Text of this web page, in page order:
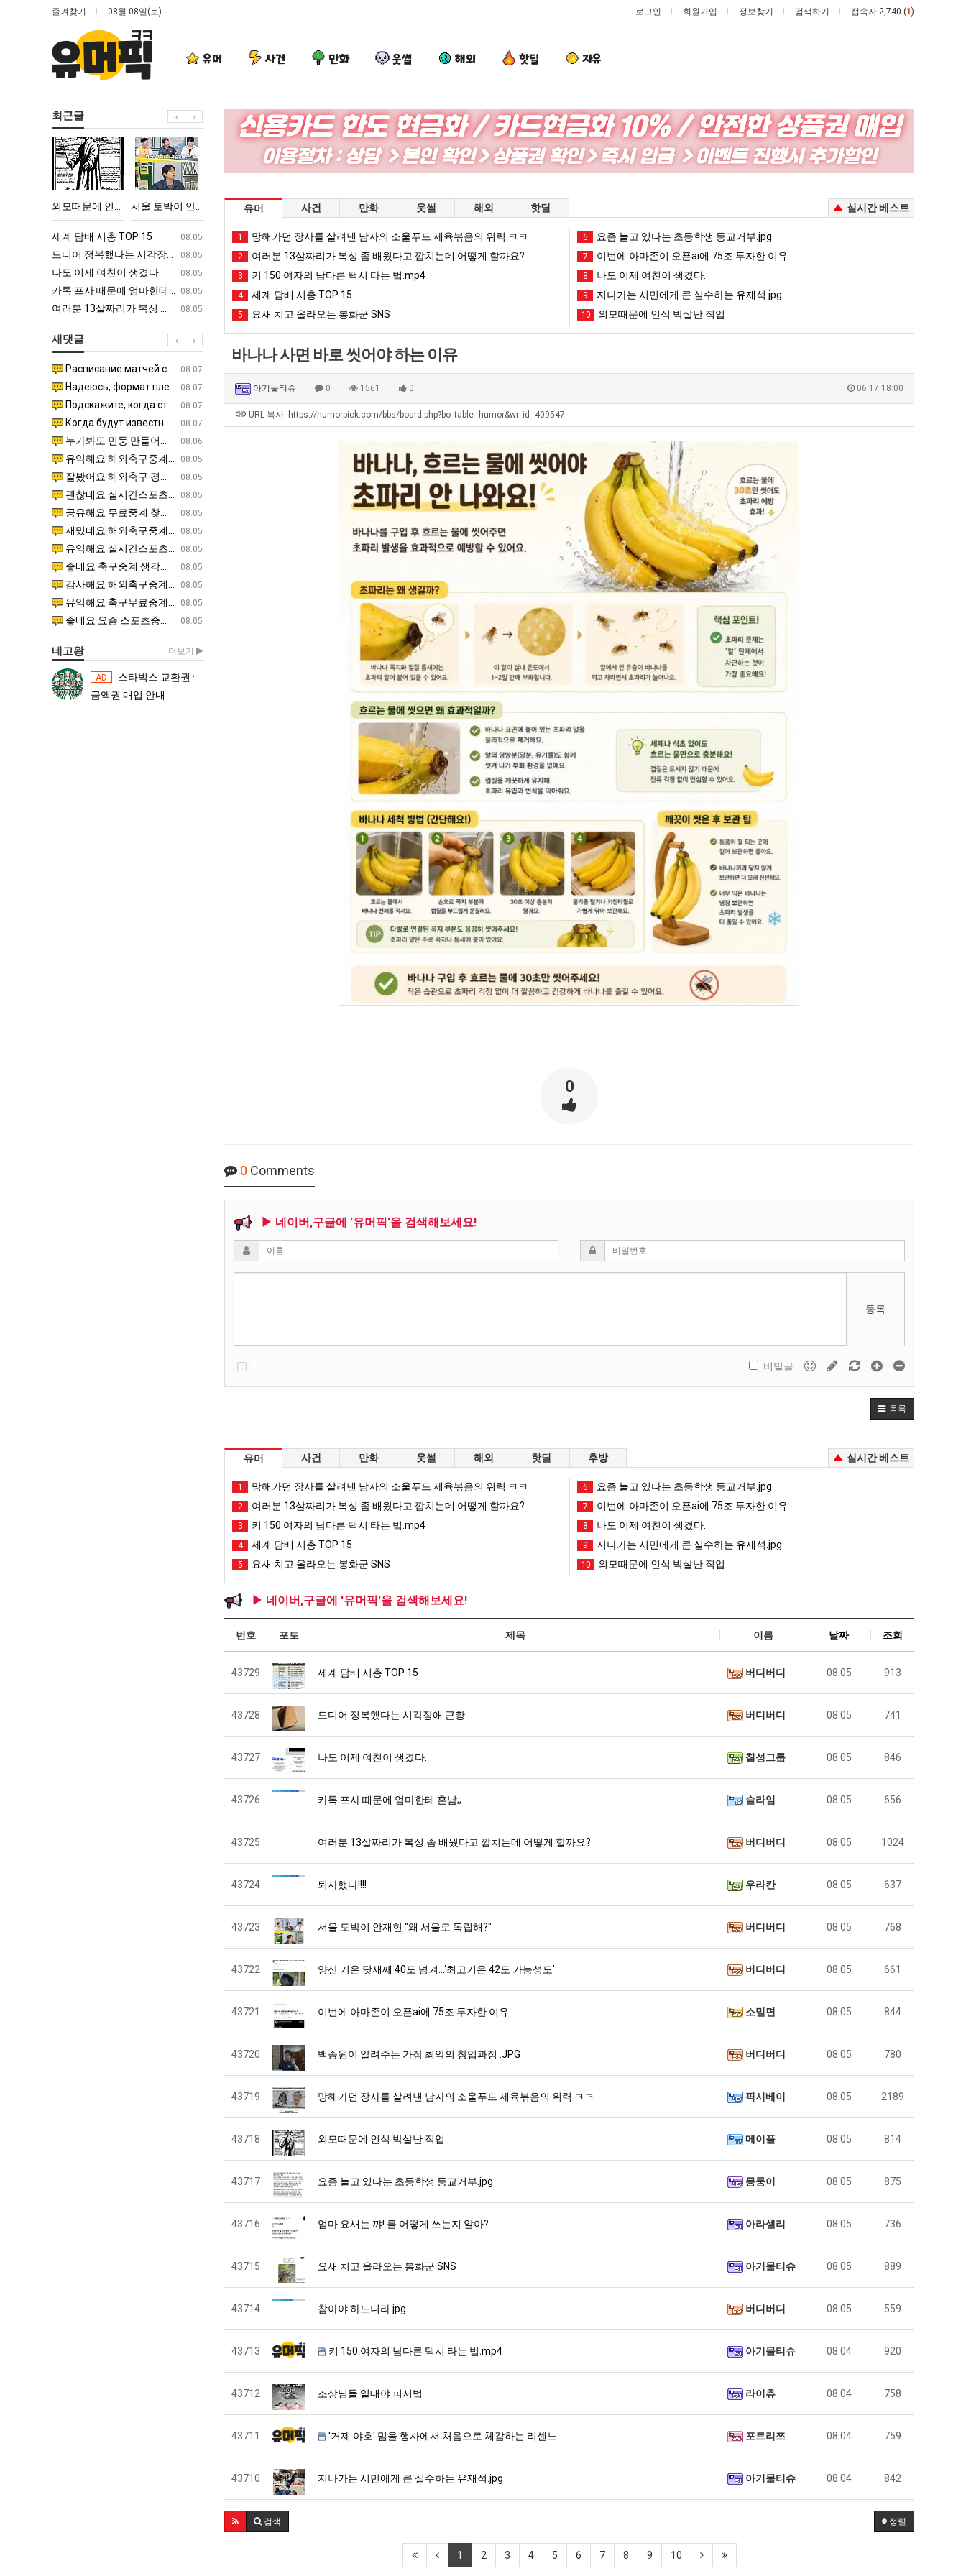
즐겨찾기 08월 08일(토) 로그인 회원가입 정보찾기 검색하기 접속자 2,740 (1 )
유머 사건 만화 웃썰 해외 핫딜 자유
최근글
외
모
때
인
식
박
살
난
업
외모때문에 인식 박살난 직업
서
울
토
안
재
현
"왜
서
서울 토박이 안재현 "왜 서울로 독립해?"
08.05
세계 담배 시총 TOP 15
08.05
드디어 정복했다는 시각장애 근황
08.05
나도 이제 여친이 생겼다.
08.05
카톡 프사 때문에 엄마한테 혼남;;
08.05
여러분 13살짜리가 복싱 좀 배웠다고 깝치는데 어떻게 할까요?
제
나도 이제 여친이 생겼다.
요
즘
고
있
다
는
초
등
교
부.jpg
요즘 늘고 있다는 초등학생 등교거부.jpg
08.05
퇴사했다!!!!
08.05
서울 토박이 안재현 "왜 서울로 독립해?"
08.05
양산 기온 닷새째 40도 넘겨…‘최고기온 42도 가능성도’
08.05
이번에 아마존이 오픈ai에 75조 투자한 이유
08.05
백종원이 알려주는 가장 최악의 창업과정 .JPG
러
13
살
짜
리
가
웠
깝
는
데
어
떻
할
여러분 13살짜리가 복싱 좀 배웠다고 깝치는데 어떻게 할까요?
세
계
배
시
총
TOP
세계 담배 시총 TOP 15
08.05
망해가던 장사를 살려낸 남자의 소울푸드 제육볶음의 위력 ㅋㅋ
08.05
외모때문에 인식 박살난 직업
요즘 늘고 있다는 초등학생 등교거부.jpg
요새 치고 올라오는 봉화군 SNS
외
모
문
에
외모때문에 인식 박살난 직업
울
이
안
재
현
08.05
세계 담배 시총 TOP 15
08.05
드디어 정복했다는 시각장애 근황
08.05
나도 이제 여친이 생겼다.
08.05
카톡 프사 때문에 엄마한테 혼남;;
08.05
여러분 13살짜리가 복싱 좀 배웠다고 깝치는데 어떻게 할까요?
도
여
친
이
겼
즘
있
요즘 늘고 있다는 초등학생 등교거부.jpg
퇴사했다!!!!
서울 토박이 안재현 "왜 서울로 독립해?"
이번에 아마존이 오픈ai에 75조 투자한 이유
백종원이 알려주는 가장 최악의 창업과정 .JPG
새댓글
08.07
Расписание матчей составлено крайне удобно для нашего часово…
08.07
Надеюсь, формат плей-офф не решат внезапно поменять. https:/…
08.07
Подскажите, когда стартуют продажи билетов на инт? https://g…
08.07
Когда будут известны абсолютно все команды из закрытых квали…
08.06
누가봐도 민둥 만들어서 탈북하는것들이나 뭔가 쳐들어오는 낌새를 미리 알아차리기 위함이지 저걸 전쟁준비라고 하…
08.05
유익해요 해외축구중계 링크 찾기 쉬워서 자주 와요. 참고로 무료스포츠중계 정보 확인할 때 출처 꼭 체크해요.…
08.05
잘봤어요 해외축구 경기 일정 한눈에 보기 좋아요. 덕분에 epl중계 볼 때 공식 중계 채널 먼저 찾아봐요. …
08.05
괜찮네요 실시간스포츠 정보 확인하기 좋아요. 그래도 epl중계 볼 때 공식 중계 채널 먼저 찾아봐요. 북마크…
08.05
공유해요 무료중계 찾을 때 여기가 제일 편해요. 그리고 무료스포츠중계 정보 확인할 때 출처 꼭 체크해요. 앞…
08.05
재밌네요 해외축구중계 링크 찾기 쉬워서 자주 와요. 그래서 해외축구중계도 정식 서비스로 봐야 안전해요. 다음…
08.05
유익해요 실시간스포츠 정보 확인하기 좋아요. 덕분에 스포츠중계는 합법적인 경로로만 시청하려 해요. 좋은 정보…
08.05
좋네요 축구중계 생각할 때 도움 되는 팁이 많네요. 그런데 해외축구중계도 정식 서비스로 봐야 안전해요. 다음…
08.05
감사해요 해외축구중계 링크 찾기 쉬워서 자주 와요. 어쨌든 축구무료중계도 합법적인 곳에서 봐야 마음 편해요.…
08.05
유익해요 축구무료중계 사이트 중에 여기가 최고예요. 참고로 축구무료중계도 합법적인 곳에서 봐야 마음 편해요.…
08.05
좋네요 요즘 스포츠중계 볼 때마다 이 사이트 먼저 들어와요. 그나저나 epl중계 볼 때 공식 중계 채널 먼저…
08.05
감사해요 축구중계 생각할 때 도움 되는 팁이 많네요. 참고로 해외축구중계도 정식 서비스로 봐야 안전해요. 주…
08.05
좋네요 epl중계 일정 확인할 때 유용해요. 아무튼 축구중계 보면서 불법 사이트는 피해요. 다음 경기 때도 …
감사해요 무료중계 찾을 때 여기가 제일 편해요. 그래도 무료스포츠중계 정보 확인할 때 출처 꼭 체크해요. 주…
08.05
08.05
08.05
08.05
08.05
08.04
08.04
08.04
08.04
좋네요 무료스포츠중계 찾는데 시간 절약돼요. 그래도 해외축구중계도 정식 서비스로 봐야 안전해요. 주변에도 추…
08.04
좋네요 요즘 스포츠중계 볼 때마다 이 사이트 먼저 들어와요. 참고로 해외축구중계도 정식 서비스로 봐야 안전해…
도움돼요 해외축구 경기 일정 한눈에 보기 좋아요. 그치만 해외축구중계도 정식 서비스로 봐야 안전해요. 좋은 …
08.04
좋네요 축구무료중계 사이트 중에 여기가 최고예요. 참고로 축구무료중계도 합법적인 곳에서 봐야 마음 편해요. …
08.04
재밌네요 요즘 스포츠중계 볼 때마다 이 사이트 먼저 들어와요. 그래도 축구무료중계도 합법적인 곳에서 봐야 마…
08.04
좋네요 epl중계 일정 확인할 때 유용해요. 그런데 무료스포츠중계 정보 확인할 때 출처 꼭 체크해요. 계속 …
08.04
공유해요 요즘 스포츠중계 볼 때마다 이 사이트 먼저 들어와요. 그런데 축구무료중계도 합법적인 곳에서 봐야 마…
공유해요 무료중계 찾을 때 여기가 제일 편해요. 참고로 무료스포츠중계 정보 확인할 때 출처 꼭 체크해요. 북…
08.04
좋네요 무료중계 찾을 때 여기가 제일 편해요. 그치만 축구무료중계도 합법적인 곳에서 봐야 마음 편해요. 앞으…
잘봤어요 epl중계 일정 확인할 때 유용해요. 그래서 해외축구중계도 정식 서비스로 봐야 안전해요. 북마크 해…
08.04
재밌네요 해외축구 경기 일정 한눈에 보기 좋아요. 그나저나 스포츠무료중계 찾을 때 신뢰할 수 있는 곳만 이용…
08.04
도움돼요 실시간스포츠 정보 확인하기 좋아요. 그래서 스포츠중계는 합법적인 경로로만 시청하려 해요. 앞으로도 …
07.26
내 알빠가 아닌데 시간내서 가줘야하는 이유가?
07.17
08.07
08.07
Подскажите, когда стартуют продажи билетов на инт? https://g…
잘봤어요 해외축구 경기 일정 한눈에 보기 좋아요. 덕분에 epl중계 볼 때 공식 중계 채널 먼저 찾아봐요. …
괜찮네요 실시간스포츠 정보 확인하기 좋아요. 그래도 epl중계 볼 때 공식 중계 채널 먼저 찾아봐요. 북마크…
공유해요 무료중계 찾을 때 여기가 제일 편해요. 그리고 무료스포츠중계 정보 확인할 때 출처 꼭 체크해요. 앞…
재밌네요 해외축구중계 링크 찾기 쉬워서 자주 와요. 그래서 해외축구중계도 정식 서비스로 봐야 안전해요. 다음…
유익해요 실시간스포츠 정보 확인하기 좋아요. 덕분에 스포츠중계는 합법적인 경로로만 시청하려 해요. 좋은 정보…
좋네요 축구중계 생각할 때 도움 되는 팁이 많네요. 그런데 해외축구중계도 정식 서비스로 봐야 안전해요. 다음…
감사해요 해외축구중계 링크 찾기 쉬워서 자주 와요. 어쨌든 축구무료중계도 합법적인 곳에서 봐야 마음 편해요.…
좋네요 요즘 스포츠중계 볼 때마다 이 사이트 먼저 들어와요. 그나저나 epl중계 볼 때 공식 중계 채널 먼저…
감사해요 축구중계 생각할 때 도움 되는 팁이 많네요. 참고로 해외축구중계도 정식 서
좋네요 epl중계 일정 확인할 때 유용해요. 아무튼 축구중계 보면서 불법 사이
네고왕 더보기
AD
금액권 매입 안내
AD
스타벅스 교환권 ·
금액권 매입 안내
유머 사건 만화 웃썰 해외 핫딜 실시간 베스트
1 망해가던 장사를 살려낸 남자의 소울푸드 제육볶음의 위력 ㅋㅋ
2 여러분 13살짜리가 복싱 좀 배웠다고 깝치는데 어떻게 할까요?
3 키 150 여자의 남다른 택시 타는 법.mp4
4 세계 담배 시총 TOP 15
5 요새 치고 올라오는 봉화군 SNS
6 요즘 늘고 있다는 초등학생 등교거부.jpg
7 이번에 아마존이 오픈ai에 75조 투자한 이유
8 나도 이제 여친이 생겼다.
9 지나가는 시민에게 큰 실수하는 유재석.jpg
10 외모때문에 인식 박살난 직업
바나나 사면 바로 씻어야 하는 이유
아기물티슈 0 1561 0 06.17 18:00
URL 복사: https://humorpick.com/bbs/board.php?bo_table=humor&wr_id=409547
0
0 Comments
▶ 네이버,구글에 '유머픽'을 검색해보세요!
등록
비밀글
목록
유머 사건 만화 웃썰 해외 핫딜 후방 실시간 베스트
1 망해가던 장사를 살려낸 남자의 소울푸드 제육볶음의 위력 ㅋㅋ
2 여러분 13살짜리가 복싱 좀 배웠다고 깝치는데 어떻게 할까요?
3 키 150 여자의 남다른 택시 타는 법.mp4
4 세계 담배 시총 TOP 15
5 요새 치고 올라오는 봉화군 SNS
6 요즘 늘고 있다는 초등학생 등교거부.jpg
7 이번에 아마존이 오픈ai에 75조 투자한 이유
8 나도 이제 여친이 생겼다.
9 지나가는 시민에게 큰 실수하는 유재석.jpg
10 외모때문에 인식 박살난 직업
▶ 네이버,구글에 '유머픽'을 검색해보세요!
번호 포토 제목 이름 날짜 조회
43729 세계 담배 시총 TOP 15 버디버디 08.05 913
43728 드디어 정복했다는 시각장애 근황 버디버디 08.05 741
43727 나도 이제 여친이 생겼다. 칠성그룹 08.05 846
43726 카톡 프사 때문에 엄마한테 혼남;; 슬라임 08.05 656
43725 여러분 13살짜리가 복싱 좀 배웠다고 깝치는데 어떻게 할까요? 버디버디 08.05 1024
43724 퇴사했다!!!! 우라칸 08.05 637
43723 서울 토박이 안재현 "왜 서울로 독립해?" 버디버디 08.05 768
43722 양산 기온 닷새째 40도 넘겨…‘최고기온 42도 가능성도’ 버디버디 08.05 661
43721 이번에 아마존이 오픈ai에 75조 투자한 이유 소밀면 08.05 844
43720 백종원이 알려주는 가장 최악의 창업과정 .JPG 버디버디 08.05 780
43719 망해가던 장사를 살려낸 남자의 소울푸드 제육볶음의 위력 ㅋㅋ 픽시베이 08.05 2189
43718 외모때문에 인식 박살난 직업 메이플 08.05 814
43717 요즘 늘고 있다는 초등학생 등교거부.jpg 몽둥이 08.05 875
43716 엄마 요새는 꺄! 를 어떻게 쓰는지 알아? 아라셀리 08.05 736
43715 요새 치고 올라오는 봉화군 SNS 아기물티슈 08.05 889
43714 참아야 하느니라.jpg 버디버디 08.05 559
43713 키 150 여자의 남다른 택시 타는 법.mp4 아기물티슈 08.04 920
43712 조상님들 열대야 피서법 라이츄 08.04 758
43711 '거제 야호' 밈을 행사에서 처음으로 체감하는 리센느 포트리쯔 08.04 759
43710 지나가는 시민에게 큰 실수하는 유재석.jpg 아기물티슈 08.04 842
정렬
검색
1 2 3 4 5 6 7 8 9 10